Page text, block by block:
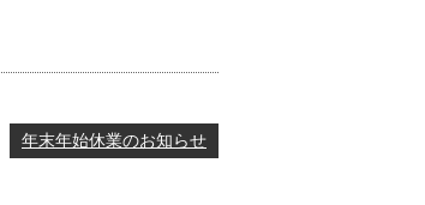
年末年始休業のお知らせ